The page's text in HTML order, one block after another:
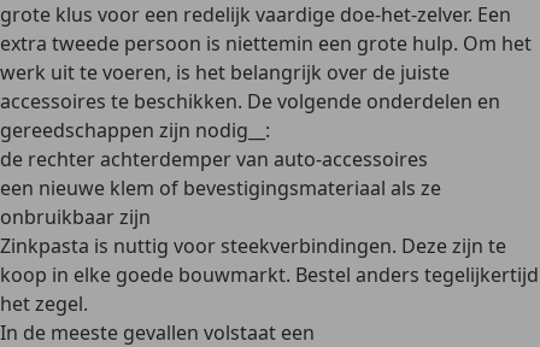
grote klus voor een redelijk vaardige doe-het-zelver. Een
extra tweede persoon is niettemin een grote hulp. Om het
werk uit te voeren, is het belangrijk over de juiste
accessoires te beschikken. De volgende onderdelen en
gereedschappen zijn nodig__:
de rechter achterdemper van auto-accessoires
een nieuwe klem of bevestigingsmateriaal als ze
onbruikbaar zijn
Zinkpasta is nuttig voor steekverbindingen. Deze zijn te
koop in elke goede bouwmarkt. Bestel anders tegelijkertijd
het zegel.
In de meeste gevallen volstaat een